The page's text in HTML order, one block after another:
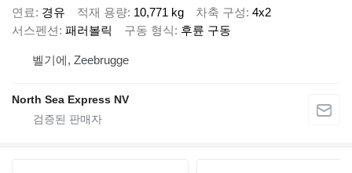
연료
경유 적재 용량 10,771 kg 차축 구성 4x2
서스펜션 패러볼릭 구동 형식 후륜 구동
벨기에, Zeebrugge
North Sea Express NV